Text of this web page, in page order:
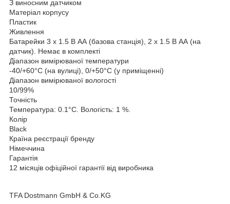
З виносним датчиком
Матеріал корпусу
Пластик
Живлення
Батарейки 3 x 1.5 В АА (базова станція), 2 x 1.5 В АА (на
датчик). Немає в комплекті
Діапазон вимірюваної температури
-40/+60°C (на вулиці), 0/+50°C (у приміщенні)
Діапазон вимірюваної вологості
10/99%
Точність
Температура: 0.1°C. Вологість: 1 %.
Колір
Black
Країна реєстрації бренду
Німеччина
Гарантія
12 місяців офіційної гарантії від виробника
TFA Dostmann GmbH & Co.KG